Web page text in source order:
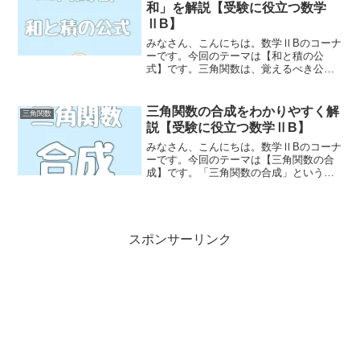
和」を解説【受験に役立つ数学
ⅡB】
みなさん、こんにちは。数学ⅡBのコーナ
ーです。今回のテーマは【和と積の公
式】です。三角関数は、覚えるべき公式
う。ここでみなさんに朗報です。今回解
説する「和と積の公式」は...
三角関数
三角関数の合成をわかりやすく解
説【受験に役立つ数学ⅡB】
みなさん、こんにちは。数学ⅡBのコーナ
ーです。今回のテーマは【三角関数の合
成】です。「三角関数の合成」という単
スポンサーリンク